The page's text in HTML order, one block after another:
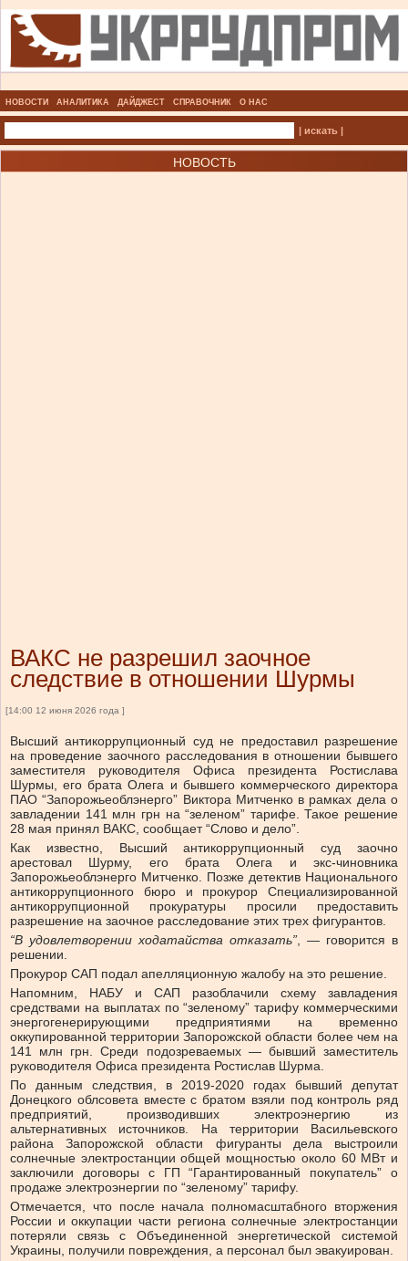
НОВОСТИ АНАЛИТИКА ДАЙДЖЕСТ СПРАВОЧНИК О НАС
| искать |
НОВОСТЬ
ВАКС не разрешил заочное
следствие в отношении Шурмы
[14:00 12 июня 2026 года ]
Высший антикоррупционный суд не предоставил разрешение
на проведение заочного расследования в отношении бывшего
заместителя руководителя Офиса президента Ростислава
Шурмы, его брата Олега и бывшего коммерческого директора
ПАО “Запорожьеоблэнерго” Виктора Митченко в рамках дела о
завладении 141 млн грн на “зеленом” тарифе. Такое решение
28 мая принял ВАКС, сообщает “Слово и дело”.
Как известно, Высший антикоррупционный суд заочно
арестовал Шурму, его брата Олега и экс-чиновника
Запорожьеоблэнерго Митченко. Позже детектив Национального
антикоррупционного бюро и прокурор Специализированной
антикоррупционной прокуратуры просили предоставить
разрешение на заочное расследование этих трех фигурантов.
“В удовлетворении ходатайства отказать”, — говорится в
решении.
Прокурор САП подал апелляционную жалобу на это решение.
Напомним, НАБУ и САП разоблачили схему завладения
средствами на выплатах по “зеленому” тарифу коммерческими
энергогенерирующими предприятиями на временно
оккупированной территории Запорожской области более чем на
141 млн грн. Среди подозреваемых — бывший заместитель
руководителя Офиса президента Ростислав Шурма.
По данным следствия, в 2019-2020 годах бывший депутат
Донецкого облсовета вместе с братом взяли под контроль ряд
предприятий, производивших электроэнергию из
альтернативных источников. На территории Васильевского
района Запорожской области фигуранты дела выстроили
солнечные электростанции общей мощностью около 60 МВт и
заключили договоры с ГП “Гарантированный покупатель” о
продаже электроэнергии по “зеленому” тарифу.
Отмечается, что после начала полномасштабного вторжения
России и оккупации части региона солнечные электростанции
потеряли связь с Объединенной энергетической системой
Украины, получили повреждения, а персонал был эвакуирован.